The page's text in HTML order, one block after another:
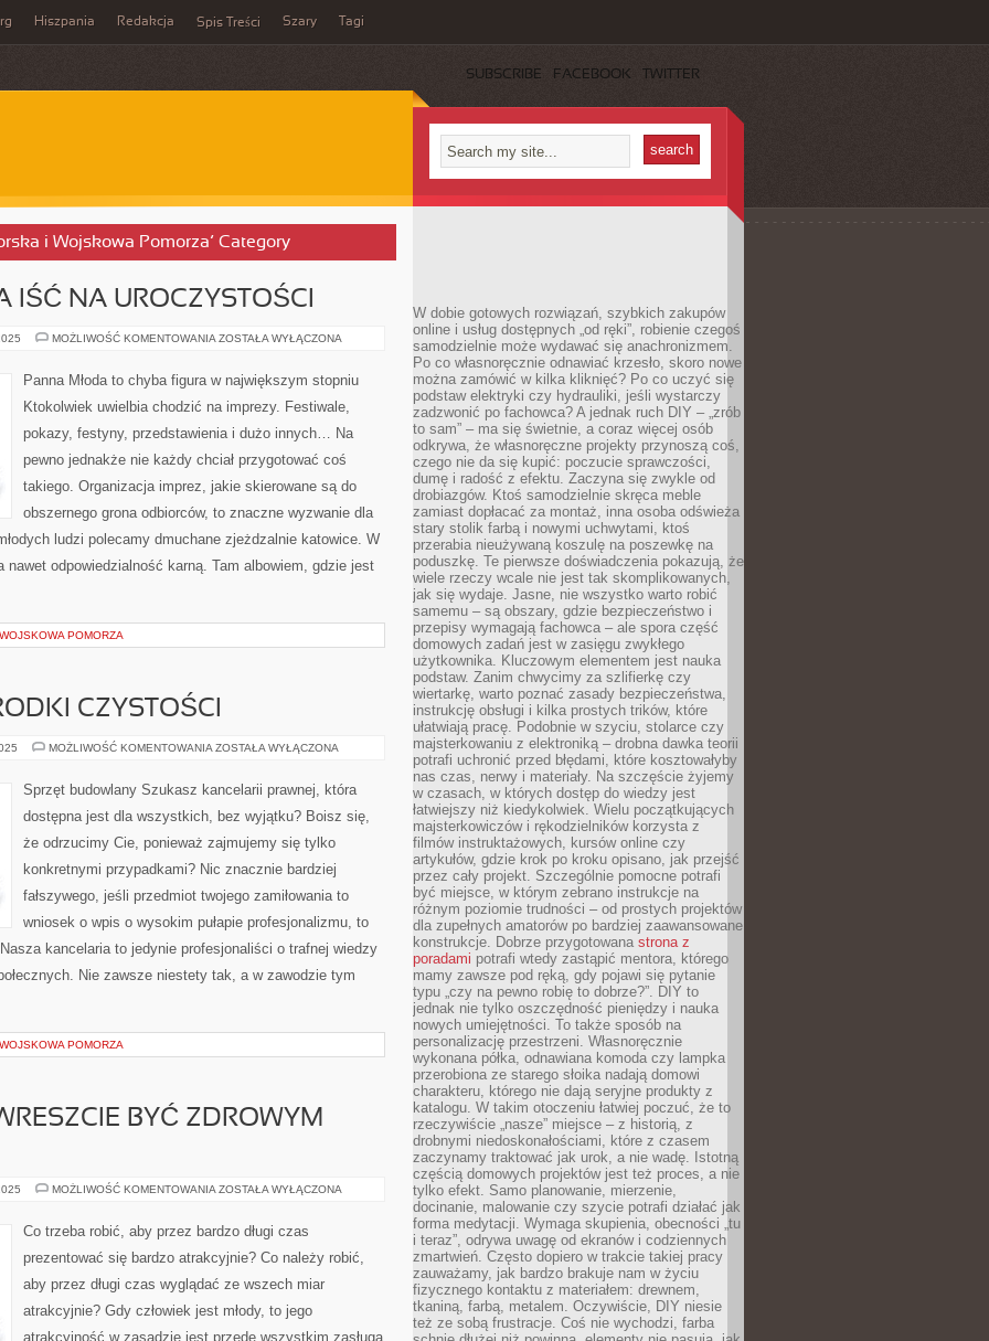
Hiszpania Redakcja Spis Treści Szary Tagi
SUBSCRIBE FACEBOOK TWITTER
i Wojskowa Pomorza’ Category
IŚĆ NA UROCZYSTOŚCI
MOŻLIWOŚĆ KOMENTOWANIA KAŻDY
UROCZYSTOŚCI
ZOSTAŁA WYŁĄCZONA
Panna Młoda to chyba figura w największym stopniu
Ktokolwiek uwielbia chodzić na imprezy. Festiwale,
pokazy, festyny, przedstawienia i dużo innych… Na
pewno jednakże nie każdy chciał przygotować coś
takiego. Organizacja imprez, jakie skierowane są do
obszernego grona odbiorców, to znaczne wyzwanie dla
ludzi polecamy dmuchane zjeżdzalnie katowice. W
nawet odpowiedzialność karną. Tam albowiem, gdzie jest
POMORZA
CZYSTOŚCI
MOŻLIWOŚĆ KOMENTOWANIA EKOLOGICZNE
ZOSTAŁA WYŁĄCZONA
Sprzęt budowlany Szukasz kancelarii prawnej, która
dostępna jest dla wszystkich, bez wyjątku? Boisz się,
że odrzucimy Cie, ponieważ zajmujemy się tylko
konkretnymi przypadkami? Nic znacznie bardziej
fałszywego, jeśli przedmiot twojego zamiłowania to
wniosek o wpis o wysokim pułapie profesjonalizmu, to
kancelaria to jedynie profesjonaliści o trafnej wiedzy
Nie zawsze niestety tak, a w zawodzie tym
POMORZA
BYĆ ZDROWYM
MOŻLIWOŚĆ KOMENTOWANIA CO
WRESZCIE
BYĆ
CZŁOWIEKIEM?
ZOSTAŁA WYŁĄCZONA
Co trzeba robić, aby przez bardzo długi czas
prezentować się bardzo atrakcyjnie? Co należy robić,
aby przez długi czas wyglądać ze wszech miar
atrakcyjnie? Gdy człowiek jest młody, to jego
atrakcyjność w zasadzie jest przede wszystkim zasługą
W dobie gotowych rozwiązań, szybkich zakupów
online i usług dostępnych „od ręki”, robienie czegoś
samodzielnie może wydawać się anachronizmem.
Po co własnoręcznie odnawiać krzesło, skoro nowe
można zamówić w kilka kliknięć? Po co uczyć się
podstaw elektryki czy hydrauliki, jeśli wystarczy
zadzwonić po fachowca? A jednak ruch DIY – „zrób
to sam” – ma się świetnie, a coraz więcej osób
odkrywa, że własnoręczne projekty przynoszą coś,
czego nie da się kupić: poczucie sprawczości,
dumę i radość z efektu. Zaczyna się zwykle od
drobiazgów. Ktoś samodzielnie skręca meble
zamiast dopłacać za montaż, inna osoba odświeża
stary stolik farbą i nowymi uchwytami, ktoś
przerabia nieużywaną koszulę na poszewkę na
poduszkę. Te pierwsze doświadczenia pokazują, że
wiele rzeczy wcale nie jest tak skomplikowanych,
jak się wydaje. Jasne, nie wszystko warto robić
samemu – są obszary, gdzie bezpieczeństwo i
przepisy wymagają fachowca – ale spora część
domowych zadań jest w zasięgu zwykłego
użytkownika. Kluczowym elementem jest nauka
podstaw. Zanim chwycimy za szlifierkę czy
wiertarkę, warto poznać zasady bezpieczeństwa,
instrukcję obsługi i kilka prostych trików, które
ułatwiają pracę. Podobnie w szyciu, stolarce czy
majsterkowaniu z elektroniką – drobna dawka teorii
potrafi uchronić przed błędami, które kosztowałyby
nas czas, nerwy i materiały. Na szczęście żyjemy
w czasach, w których dostęp do wiedzy jest
łatwiejszy niż kiedykolwiek. Wielu początkujących
majsterkowiczów i rękodzielników korzysta z
filmów instruktażowych, kursów online czy
artykułów, gdzie krok po kroku opisano, jak przejść
przez cały projekt. Szczególnie pomocne potrafi
być miejsce, w którym zebrano instrukcje na
różnym poziomie trudności – od prostych projektów
dla zupełnych amatorów po bardziej zaawansowane
konstrukcje. Dobrze przygotowana strona z
poradami potrafi wtedy zastąpić mentora, którego
mamy zawsze pod ręką, gdy pojawi się pytanie
typu „czy na pewno robię to dobrze?”. DIY to
jednak nie tylko oszczędność pieniędzy i nauka
nowych umiejętności. To także sposób na
personalizację przestrzeni. Własnoręcznie
wykonana półka, odnawiana komoda czy lampka
przerobiona ze starego słoika nadają domowi
charakteru, którego nie dają seryjne produkty z
katalogu. W takim otoczeniu łatwiej poczuć, że to
rzeczywiście „nasze” miejsce – z historią, z
drobnymi niedoskonałościami, które z czasem
zaczynamy traktować jak urok, a nie wadę. Istotną
częścią domowych projektów jest też proces, a nie
tylko efekt. Samo planowanie, mierzenie,
docinanie, malowanie czy szycie potrafi działać jak
forma medytacji. Wymaga skupienia, obecności „tu
i teraz”, odrywa uwagę od ekranów i codziennych
zmartwień. Często dopiero w trakcie takiej pracy
zauważamy, jak bardzo brakuje nam w życiu
fizycznego kontaktu z materiałem: drewnem,
tkaniną, farbą, metalem. Oczywiście, DIY niesie
też ze sobą frustracje. Coś nie wychodzi, farba